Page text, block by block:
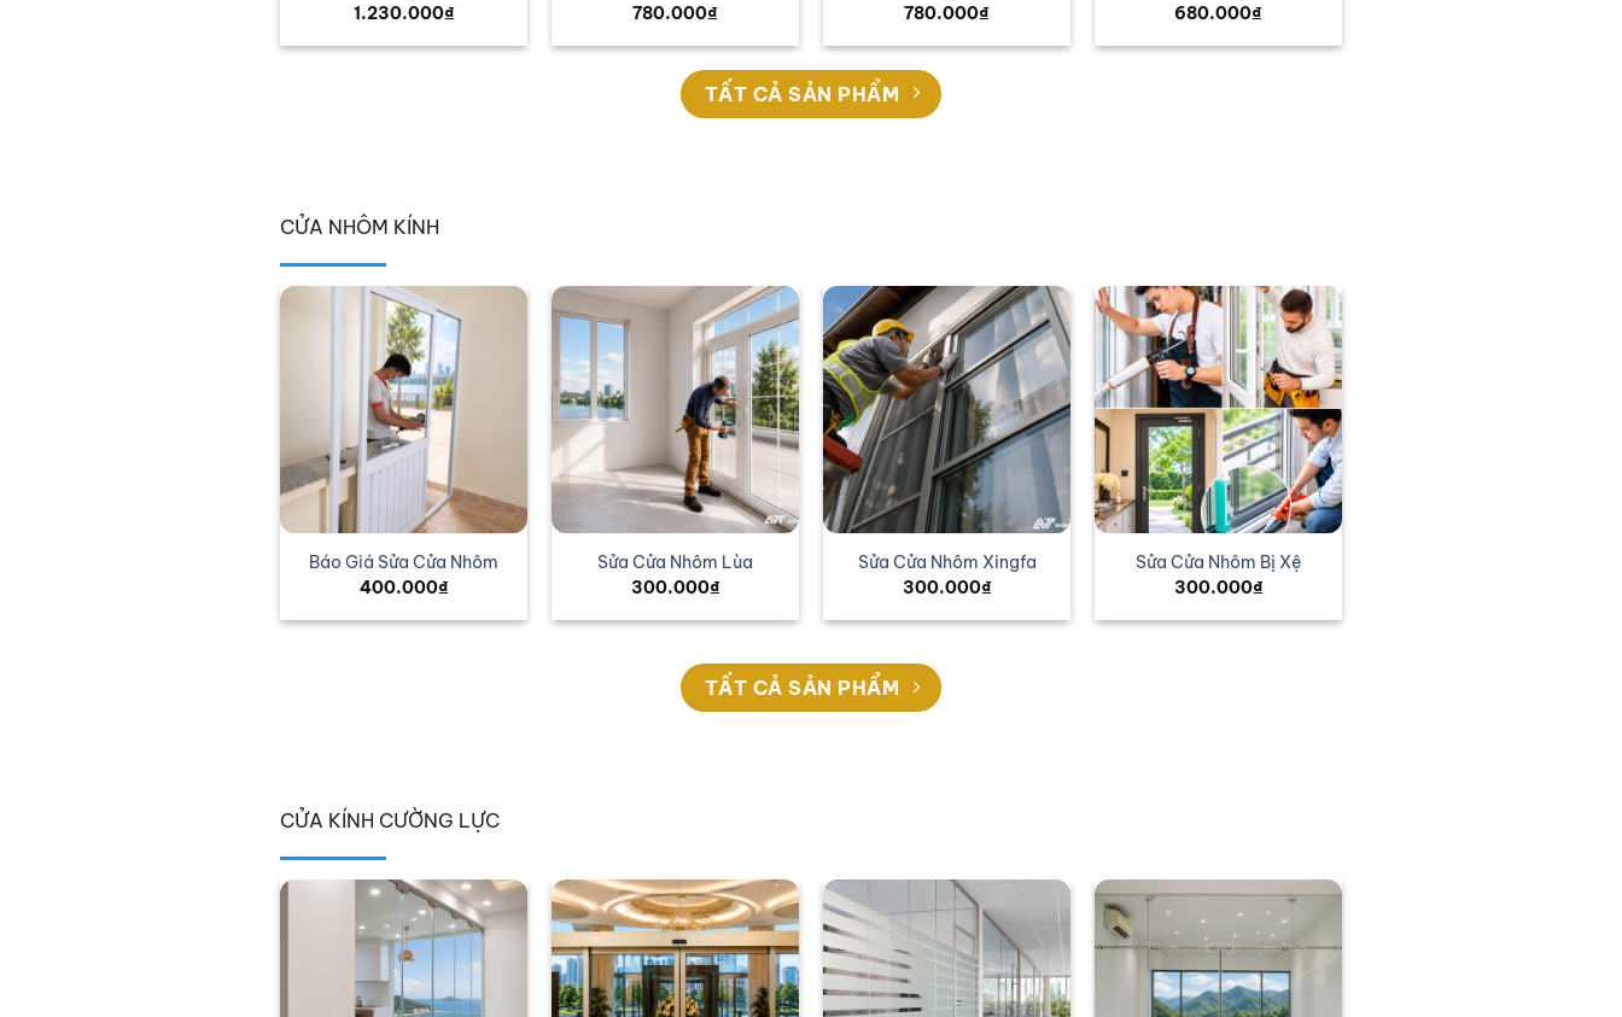
1.230.000₫
780.000₫
780.000₫
680.000₫
TẤT CẢ SẢN PHẨM
CỬA NHÔM KÍNH
Báo Giá Sửa Cửa Nhôm
400.000₫
Sửa Cửa Nhôm Lùa
300.000₫
Sửa Cửa Nhôm Xingfa
300.000₫
Sửa Cửa Nhôm Bị Xệ
300.000₫
TẤT CẢ SẢN PHẨM
CỬA KÍNH CƯỜNG LỰC